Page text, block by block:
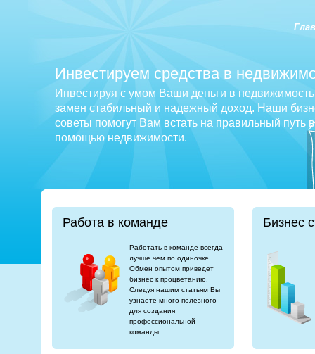
Инвестируем средства в
Инвестируя с умом Ваши деньги в
замен стабильный и надежный доход. Наши
советы помогут Вам встать на правильный путь
помощью недвижимости.
Работа в команде
Работать в команде всегда
лучше чем по одиночке.
Обмен опытом приведет
бизнес к процветанию.
Следуя нашим статьям Вы
узнаете много полезного
для создания
профессиональной
команды
Бизнес